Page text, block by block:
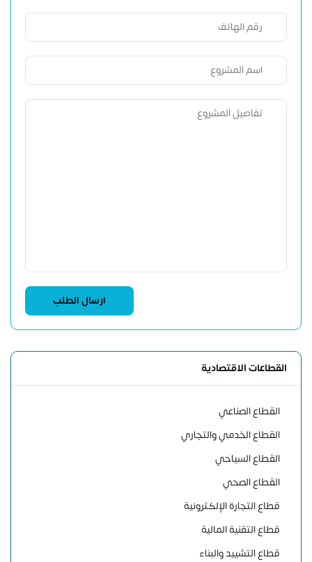
القطاعات الاقتصادية
القطاع الصناعي
القطاع الخدمي والتجاري
القطاع السياحي
القطاع الصحي
قطاع التجارة الإلكترونية
قطاع التقنية المالية
قطاع التشييد والبناء